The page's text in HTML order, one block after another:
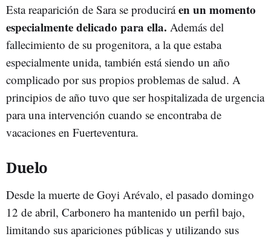
Esta reaparición de Sara se produciráen un momento
especialmente delicado para ella. Además del
fallecimiento de su progenitora, a la que estaba
especialmente unida, también está siendo un año
complicado por sus propios problemas de salud. A
principios de año tuvo que ser hospitalizada de urgencia
para una intervención cuando se encontraba de
vacaciones en Fuerteventura.
Duelo
Desde la muerte de Goyi Arévalo, el pasado domingo
12 de abril, Carbonero ha mantenido un perfil bajo,
limitando sus apariciones públicas y utilizando sus